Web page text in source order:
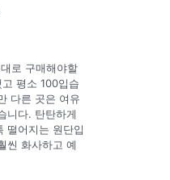
로 구매해야할
평소 100입습
다른 곳은 여유
니다. 탄탄하게
떨어지는 원단입
씬 화사하고 예